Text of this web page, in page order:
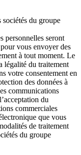
sociétés du groupe
personnelles seront
vous envoyer des
à tout moment. Le
légalité du traitement
votre consentement en
des données à
communications
du
commerciales
que vous
de traitement
du groupe